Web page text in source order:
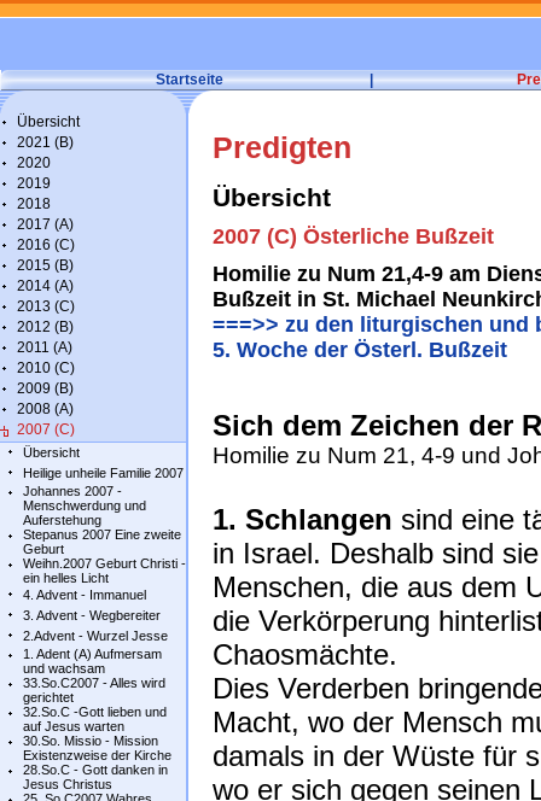
Startseite |
Übersicht
2021 (B)
2020
2019
2018
2017 (A)
2016 (C)
2015 (B)
2014 (A)
2013 (C)
2012 (B)
2011 (A)
2010 (C)
2009 (B)
2008 (A)
2007 (C)
Übersicht
Heilige unheile Familie 2007
Johannes 2007 -
Menschwerdung und
Auferstehung
Stepanus 2007 Eine zweite
Geburt
Weihn.2007 Geburt Christi -
ein helles Licht
4. Advent - Immanuel
3. Advent - Wegbereiter
2.Advent - Wurzel Jesse
1. Adent (A) Aufmersam
und wachsam
33.So.C2007 - Alles wird
gerichtet
32.So.C -Gott lieben und
auf Jesus warten
30.So. Missio - Mission
Existenzweise der Kirche
28.So.C - Gott danken in
Jesus Christus
Predigten
Übersicht
2007 (C) Österliche Bußzeit
Homilie zu Num 21,4-9 am
Bußzeit in St. Michael
===>> zu den liturgischen und
5. Woche der Österl. Bußzeit
Sich dem Zeichen der
Homilie zu Num 21, 4-9 und
1. Schlangen sind eine
in Israel. Deshalb sind
Menschen, die aus dem
die Verkörperung
Chaosmächte.
Dies Verderben
Macht, wo der Mensch
damals in der Wüste für
wo er sich gegen seinen